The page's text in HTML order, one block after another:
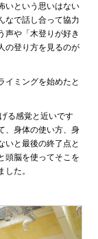
いという思いはない
なで話し合って協力
声や「木登りが好き
の登り方を見るのが
イミングを始めたと
る感覚と近いです
、身体の使い方、身
いと最後の終了点と
頭脳を使ってそこを
た。